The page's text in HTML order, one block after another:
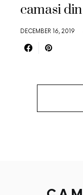
camasi
DECEMBER 16, 2019